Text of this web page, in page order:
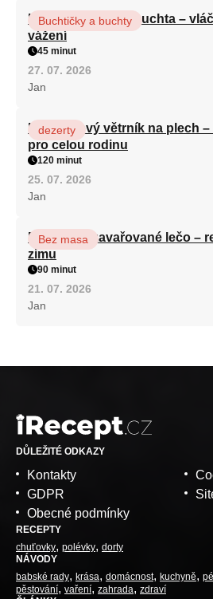
Hrnková maková buchta –
vážení
Buchtičky a buchty
45 minut
27. 07. 2026
Jan
Karamelový větrník na plech
pro celou rodinu
dezerty
120 minut
25. 07. 2026
Jan
Babiččino zavařované lečo –
zimu
Bez masa
90 minut
21. 07. 2026
Jan
DŮLEŽITÉ ODKAZY
Kontakty
GDPR
Obecné podmínky
RECEPTY
chuťovky polévky dorty
NÁVODY
babské rady krása domácnost kuchyně
pěstování vaření zahrada
zdraví